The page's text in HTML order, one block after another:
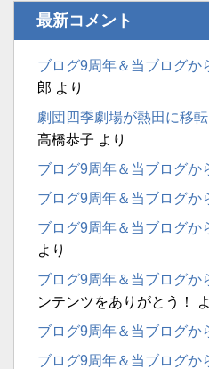
最新コメント
ブログ9周年＆当ブログか
郎 より
劇団四季劇場が熱田に移
高橋恭子 より
ブログ9周年＆当ブログか
ブログ9周年＆当ブログか
ブログ9周年＆当ブログか
より
ブログ9周年＆当ブログか
ンテンツをありがとう！
ブログ9周年＆当ブログか
ブログ9周年＆当ブログか